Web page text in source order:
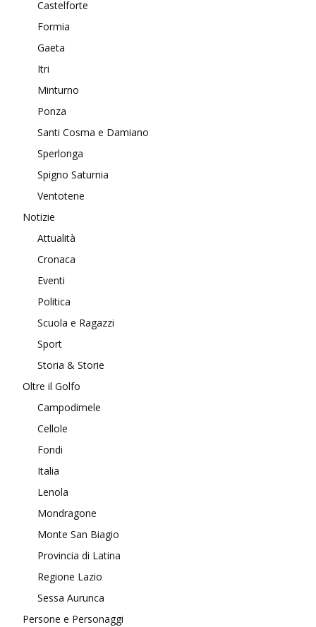
Castelforte
Formia
Gaeta
Itri
Minturno
Ponza
Santi Cosma e Damiano
Sperlonga
Spigno Saturnia
Ventotene
Notizie
Attualità
Cronaca
Eventi
Politica
Scuola e Ragazzi
Sport
Storia & Storie
Oltre il Golfo
Campodimele
Cellole
Fondi
Italia
Lenola
Mondragone
Monte San Biagio
Provincia di Latina
Regione Lazio
Sessa Aurunca
Persone e Personaggi